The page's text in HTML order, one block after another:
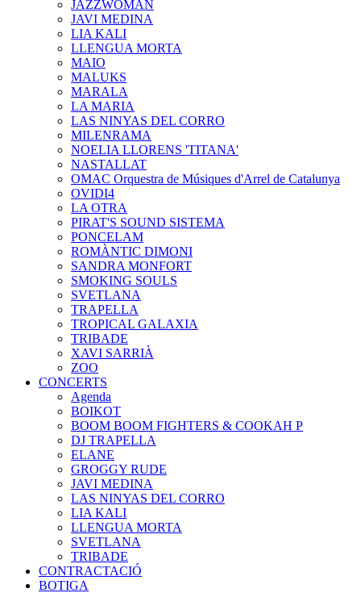
JAZZWOMAN
JAVI MEDINA
LIA KALI
LLENGUA MORTA
MAIO
MALUKS
MARALA
LA MARIA
LAS NINYAS DEL CORRO
MILENRAMA
NOELIA LLORENS 'TITANA'
NASTALLAT
OMAC Orquestra de Músiques d'Arrel de Catalunya
OVIDI4
LA OTRA
PIRAT'S SOUND SISTEMA
PONCELAM
ROMÀNTIC DIMONI
SANDRA MONFORT
SMOKING SOULS
SVETLANA
TRAPELLA
TROPICAL GALAXIA
TRIBADE
XAVI SARRIÀ
ZOO
CONCERTS
Agenda
BOIKOT
BOOM BOOM FIGHTERS & COOKAH P
DJ TRAPELLA
ELANE
GROGGY RUDE
JAVI MEDINA
LAS NINYAS DEL CORRO
LIA KALI
LLENGUA MORTA
SVETLANA
TRIBADE
CONTRACTACIÓ
BOTIGA